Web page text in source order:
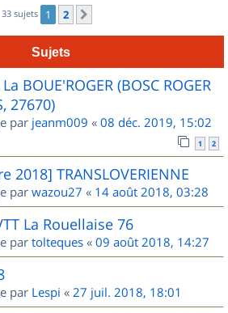
33 sujets 1 2
Sujets
BOUE'ROGER (BOSC ROGER
27670)
par jeanm009 « 08 déc. 2019, 15:02
1 2
2018] TRANSLOVERIENNE
par wazou27 « 14 août 2018, 03:28
La Rouellaise 76
par tolteques « 09 août 2018, 14:27
par Lespi « 27 juil. 2018, 18:01